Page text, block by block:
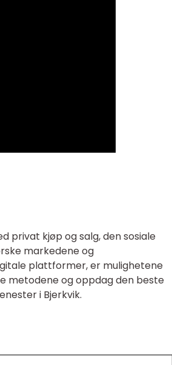
privat kjøp og salg, den sosiale
markedene og
plattformer, er mulighetene
metodene og oppdag den beste
i Bjerkvik.